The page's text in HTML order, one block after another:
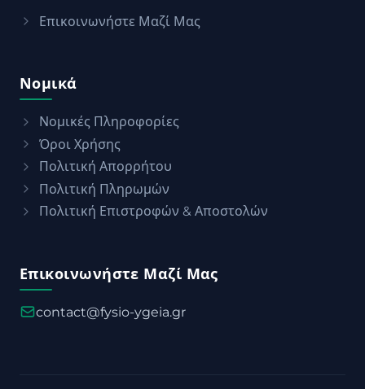
Επικοινωνήστε Μαζί Μας
Νομικά
Νομικές Πληροφορίες
Όροι Χρήσης
Πολιτική Απορρήτου
Πολιτική Πληρωμών
Πολιτική Επιστροφών & Αποστολών
Επικοινωνήστε Μαζί Μας
contact@fysio-ygeia.gr